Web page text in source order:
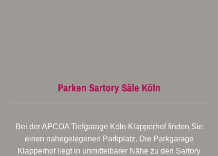
Parken Sartory Säle Köln
Bei der APCOA Tiefgarage Köln Klapperhof finden Sie
einen nahegelegenen Parkplatz. Die Parkgarage
Klapperhof liegt in unmittelbarer Nähe zu den Sartory